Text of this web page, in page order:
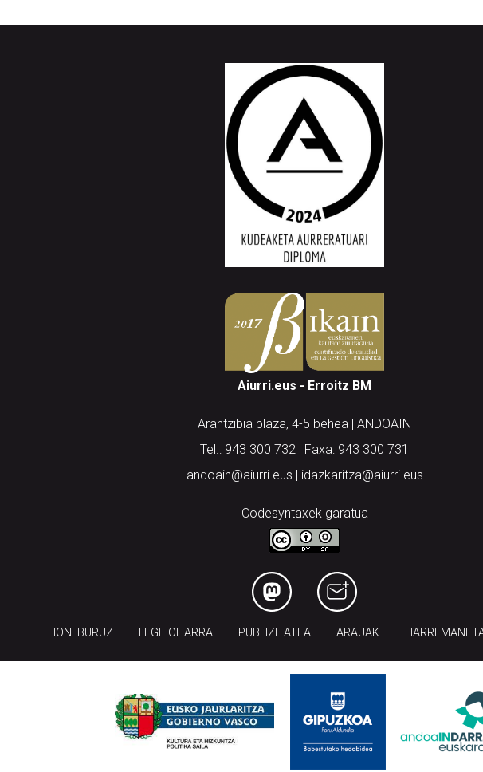
Aiurri.eus - Erroitz BM
Arantzibia plaza, 4-5 behea | ANDOAIN
Tel.: 943 300 732 | Faxa: 943 300 731
andoain@aiurri.eus | idazkaritza@aiurri.eus
Codesyntaxek garatua
HONI BURUZ LEGE OHARRA PUBLIZITATEA ARAUAK